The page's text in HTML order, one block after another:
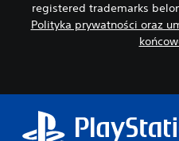
registered trademarks
Polityka prywatności oraz